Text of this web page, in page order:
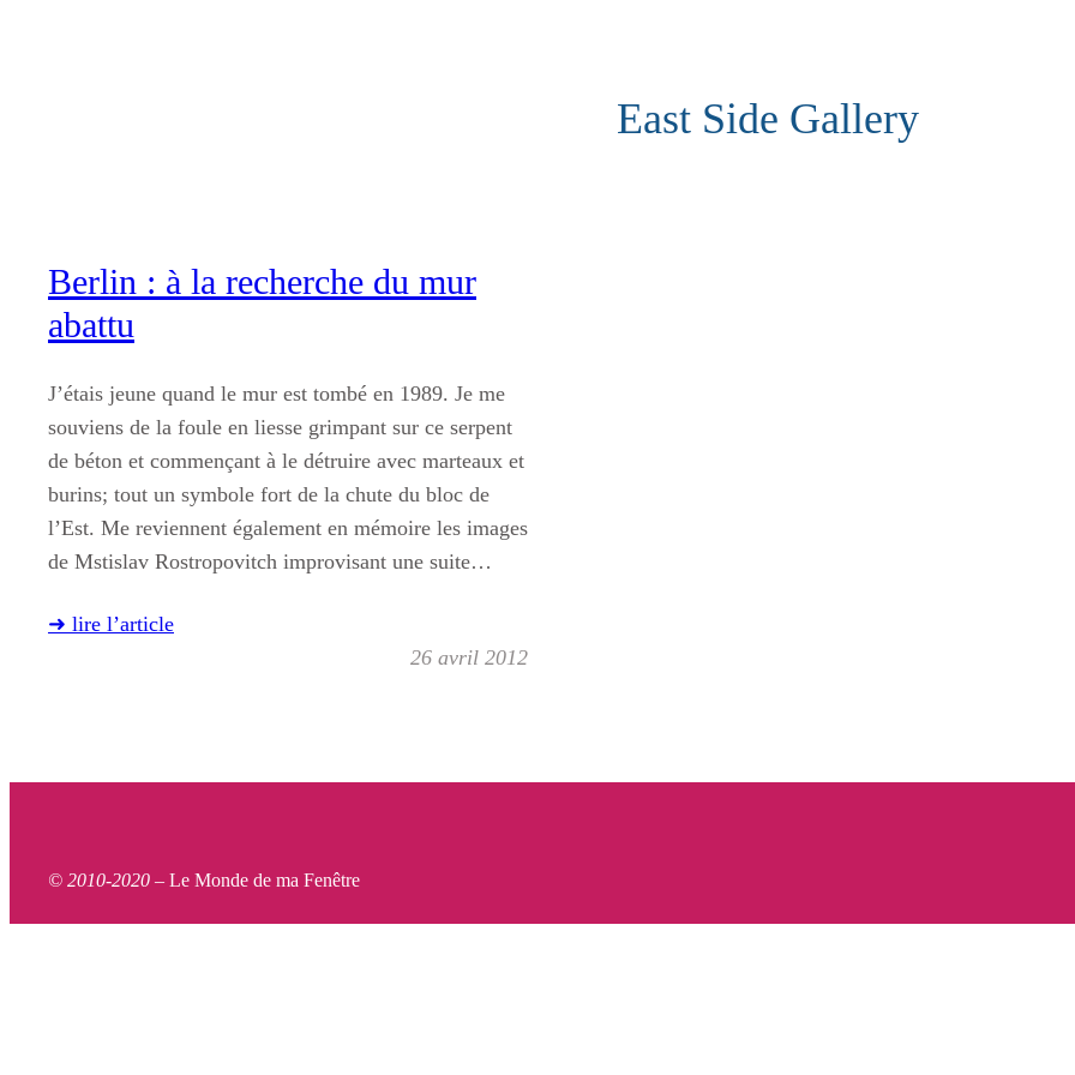
East Side Gallery
Berlin : à la recherche du mur
abattu
J’étais jeune quand le mur est tombé en 1989. Je me
souviens de la foule en liesse grimpant sur ce serpent
de béton et commençant à le détruire avec marteaux et
burins; tout un symbole fort de la chute du bloc de
l’Est. Me reviennent également en mémoire les images
de Mstislav Rostropovitch improvisant une suite…
➜ lire l’article
26 avril 2012
© 2010-2020 – Le Monde de ma Fenêtre